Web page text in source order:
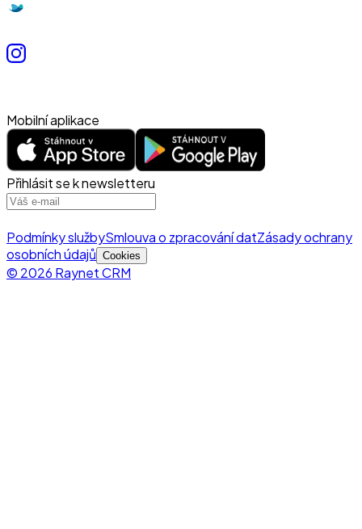
Mobilní aplikace
Přihlásit se k newsletteru
Podmínky službySmlouva o zpracování datZásady ochrany
osobních údajů Cookies
© 2026 Raynet CRM